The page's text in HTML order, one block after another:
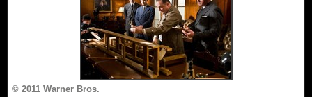
© 2011 Warner Bros.